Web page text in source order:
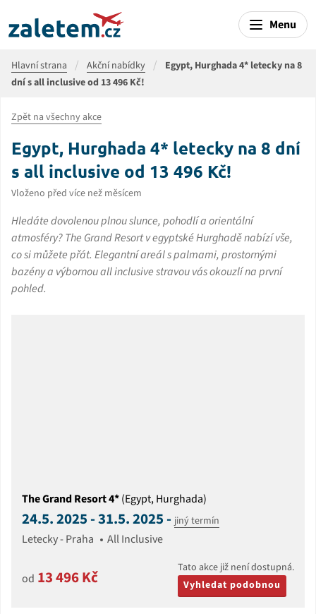
Menu
Hlavní strana Akční nabídky
Egypt, Hurghada 4* letecky na 8
dní s all inclusive od 13 496 Kč!
Zpět na všechny akce
Egypt, Hurghada 4* letecky na 8 dní
s all inclusive od 13 496 Kč!
Vloženo před více než měsícem
Hledáte dovolenou plnou slunce, pohodlí a orientální
atmosféry? The Grand Resort v egyptské Hurghadě nabízí vše,
co si můžete přát. Elegantní areál s palmami, prostornými
bazény a výbornou all inclusive stravou vás okouzlí na první
pohled.
The Grand Resort 4*(Egypt, Hurghada)
24.5. 2025 - 31.5. 2025 - jiný termín
Letecky - Praha All Inclusive
od 13 496 Kč
Tato akce již není dostupná.
Vyhledat podobnou